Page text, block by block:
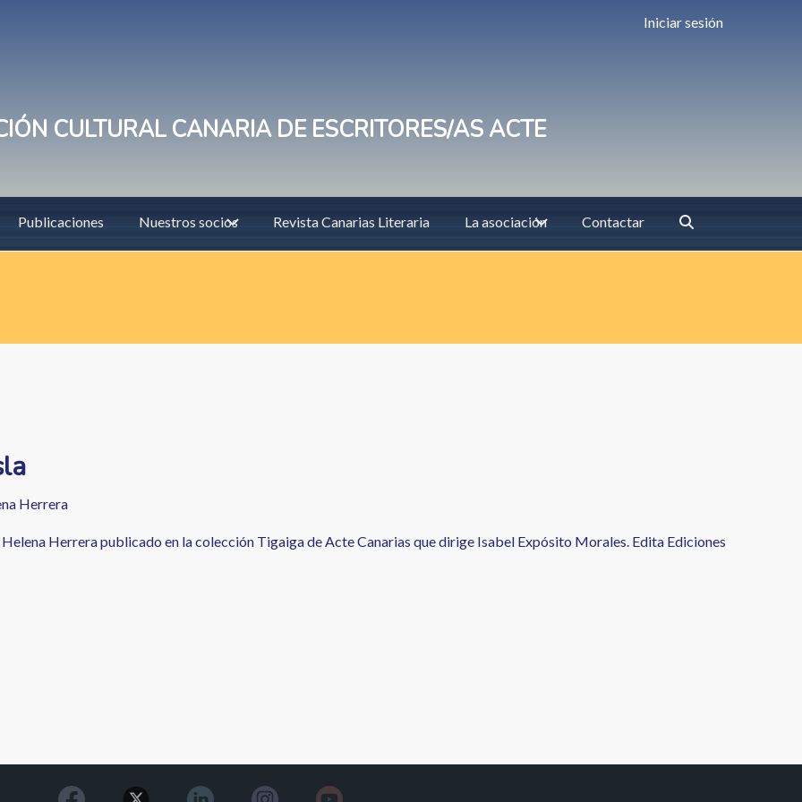
Iniciar sesión
CULTURAL CANARIA DE ESCRITORES/AS ACTE
Publicaciones Nuestros socios Revista Canarias Literaria La asociación Contactar
Herrera
Herrera publicado en la colección Tigaiga de Acte Canarias que dirige Isabel Expósito Morales. Edita Ediciones